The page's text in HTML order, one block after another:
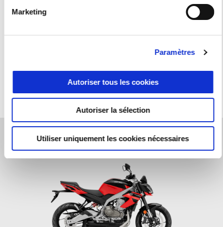
Marketing
Paramètres
Autoriser tous les cookies
Autoriser la sélection
Utiliser uniquement les cookies nécessaires
PRENDRE RENDEZ-VOUS
Item